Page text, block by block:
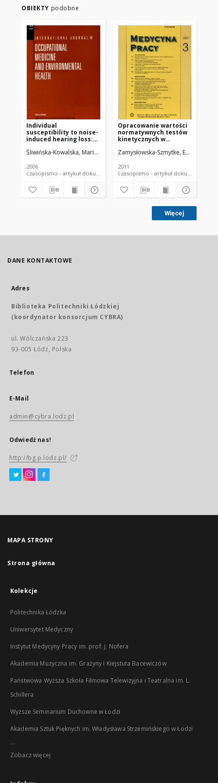
OBIEKTY podobne
Individual
susceptibility to noise-
induced hearing loss:
method of
classification of
workers into noise-
resistant groups
Śliwińska-Kowalska, Mariola Dudarewicz, Adam Kotyło, Piotr
2006
czasopismo - artykuł dokument piśmienniczy
Opracowanie wartości
normatywnych testów
kinetycznych w
wideonystagmografii
Zamysłowska-Szmytke, Ewa
2011
czasopismo - artykuł
Więcej
DANE KONTAKTOWE
Adres
Biblioteka Politechniki Łódzkiej
(koordynator konsorcjum CYBRA)
ul. Wólczańska 223
93-005 Łódź, Polska
Telefon
E-Mail
admin@cybra.lodz.pl
Odwiedź nas!
http://bg.p.lodz.pl/
MAPA STRONY
Strona główna
Kolekcje
Politechnika Łódzka
Uniwersytet Medyczny
Instytut Medycyny Pracy im. prof. J. Nofera
Akademia Muzyczna im. Grażyny i Kiejstuta Bacewiczów
Państwowa Wyższa Szkoła Filmowa Telewizyjna i Teatralna im. L.
Schillera
Wyższe Seminarium Duchowne w Łodzi
Akademia Sztuk Pięknych im. Władysława Strzemińskiego w Łodzi
...
Zobacz więcej